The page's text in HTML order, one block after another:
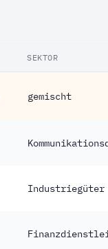
SEKTOR
gemischt
Industriegüter